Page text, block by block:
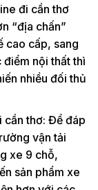
đi cần thơ
“địa chấn”
cao cấp, sang
nội thất thì
nhiều đối thủ
cần thơ: Để đáp
vận tải
xe 9 chỗ,
sản phẩm xe